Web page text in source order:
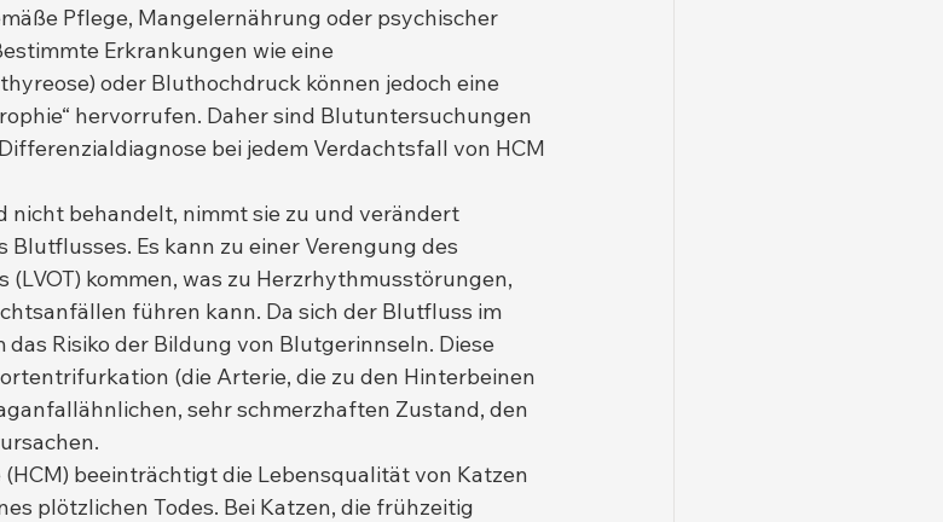
Pflege, Mangelernährung oder psychischer
Erkrankungen wie eine
oder Bluthochdruck können jedoch eine
hervorrufen. Daher sind Blutuntersuchungen
bei jedem Verdachtsfall von HCM
nicht behandelt, nimmt sie zu und verändert
Es kann zu einer Verengung des
kommen, was zu Herzrhythmusstörungen,
führen kann. Da sich der Blutfluss im
Risiko der Bildung von Blutgerinnseln. Diese
(die Arterie, die zu den Hinterbeinen
sehr schmerzhaften Zustand, den
beeinträchtigt die Lebensqualität von Katzen
plötzlichen Todes. Bei Katzen, die frühzeitig